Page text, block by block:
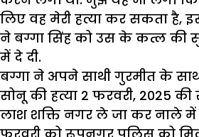
लिए वह मेरी हत्या कर सकता
ने बग्गा सिंह को उस के कत्ल की
में दे दी.
बग्गा ने अपने साथी गुरमीत के
सोनू की हत्या 2 फरवरी, 2025
लाश शक्ति नगर ले जा कर नाले में